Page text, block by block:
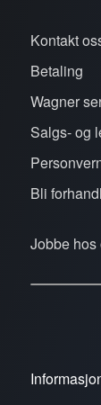
Kontakt
Betaling
Wagner
Salgs- og
Bli
Jobbe hos